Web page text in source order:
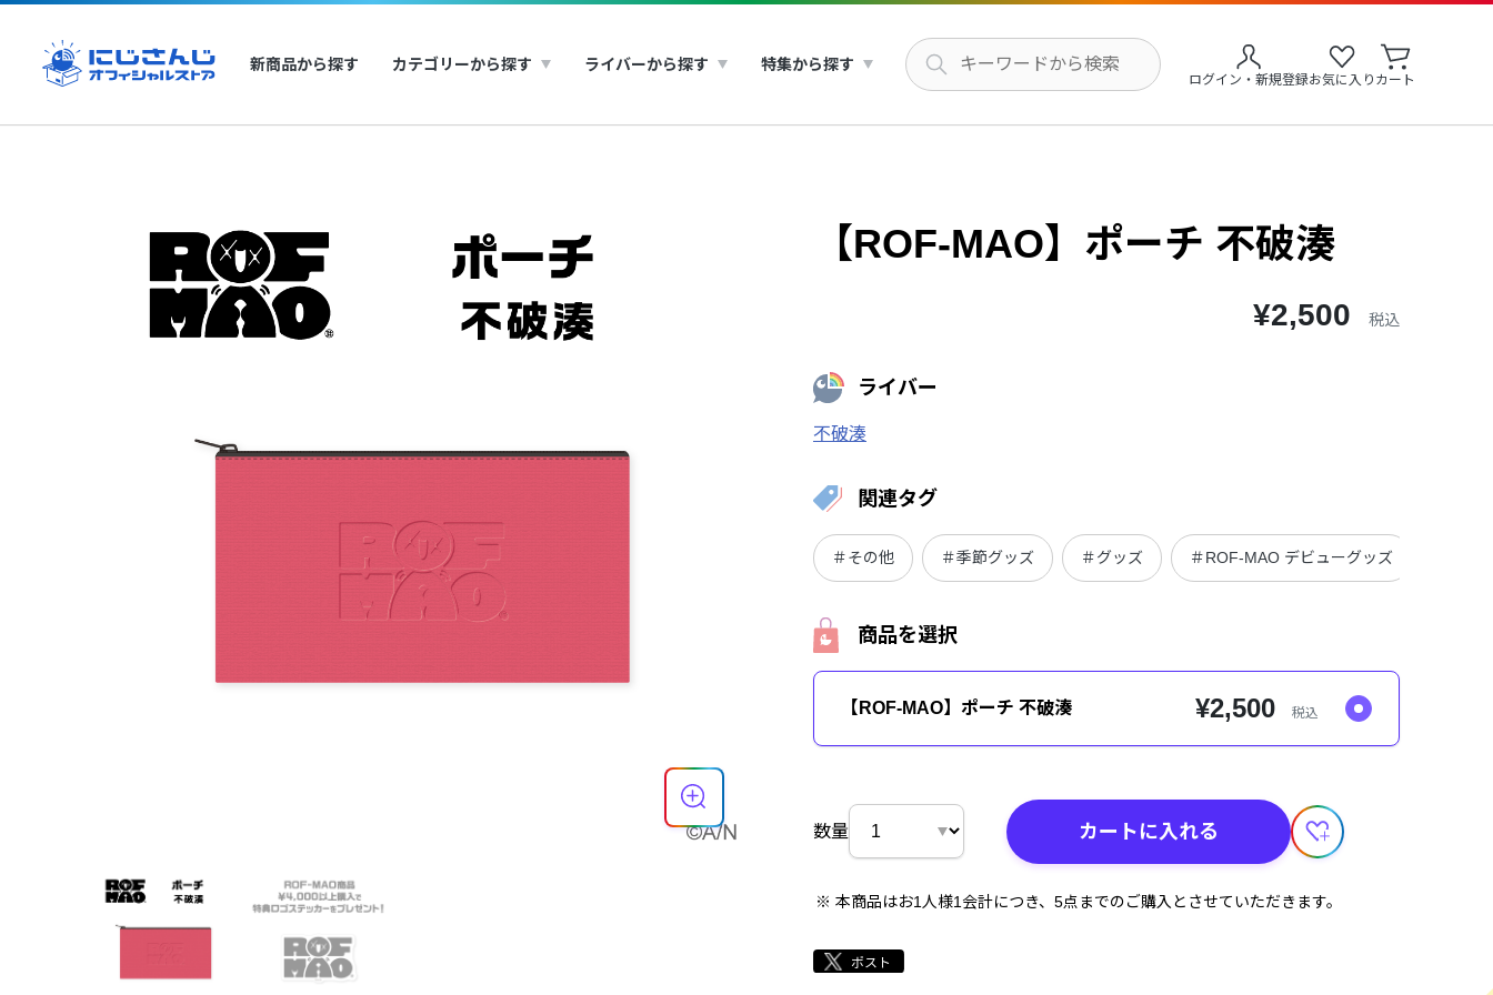
新商品から探す カテゴリーから探す ライバーから探す 特集から探す
ログイン・新規登録お気に入り カート
【ROF-MAO】ポーチ 不破湊
¥2,500 税込
ライバー
不破湊
関連タグ
＃その他 ＃季節グッズ ＃グッズ ＃ROF-MAO デビューグッズ
商品を選択
【ROF-MAO】ポーチ 不破湊 ¥2,500 税込
数量 カートに入れる
本商品はお1人様1会計につき、5点までのご購入とさせていただきます。